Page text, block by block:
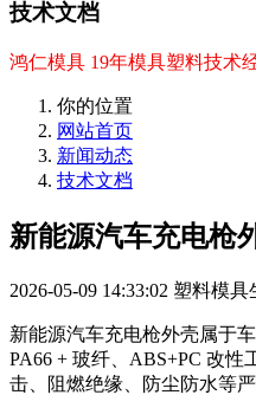
技术文档
鸿仁模具 19年模具塑料技术
你的位置
网站首页
新闻动态
技术文档
新能源汽车充电枪
2026-05-09 14:33:02 塑料模具
新能源汽车充电枪外壳属于
PA66 + 玻纤、ABS+PC 改
击、阻燃绝缘、防尘防水等